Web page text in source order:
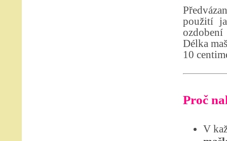
použití
Délka
10
Proč
V